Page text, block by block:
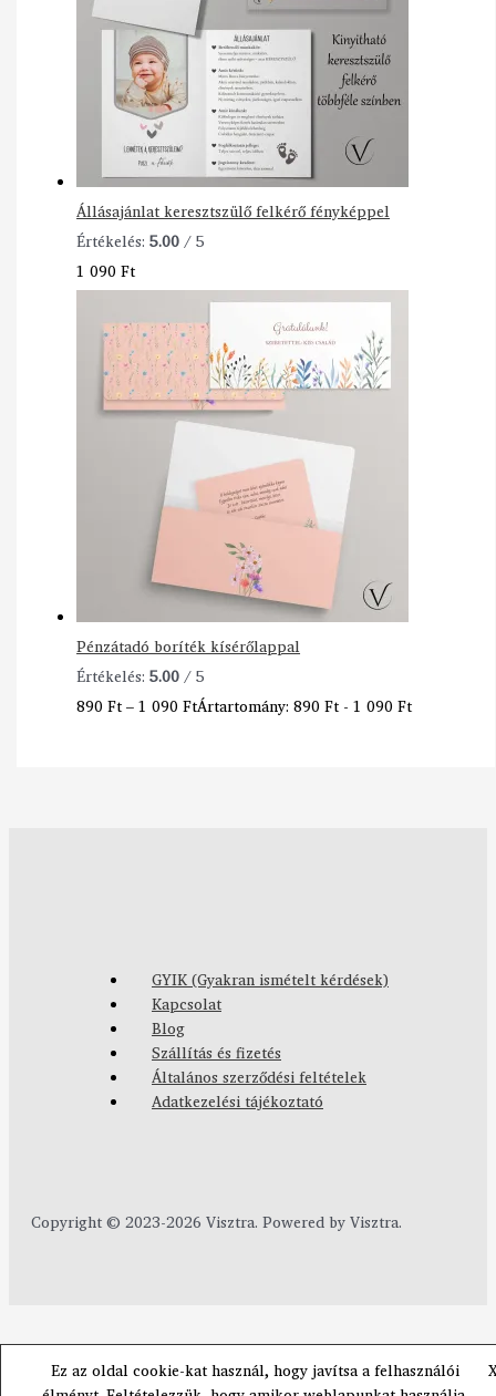
Állásajánlat keresztszülő felkérő fényképpel
Értékelés:5.00/ 5
1 090Ft
Pénzátadó boríték kísérőlappal
Értékelés:5.00/ 5
890Ft–1 090FtÁrtartomány: 890 Ft - 1 090 Ft
GYIK (Gyakran ismételt kérdések)
Kapcsolat
Blog
Szállítás és fizetés
Általános szerződési feltételek
Adatkezelési tájékoztató
Copyright © 2023-2026 Visztra. Powered by Visztra.
Ez az oldal cookie-kat használ, hogy javítsa a felhasználói